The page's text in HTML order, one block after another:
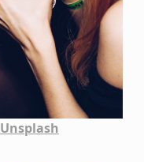
Unsplash